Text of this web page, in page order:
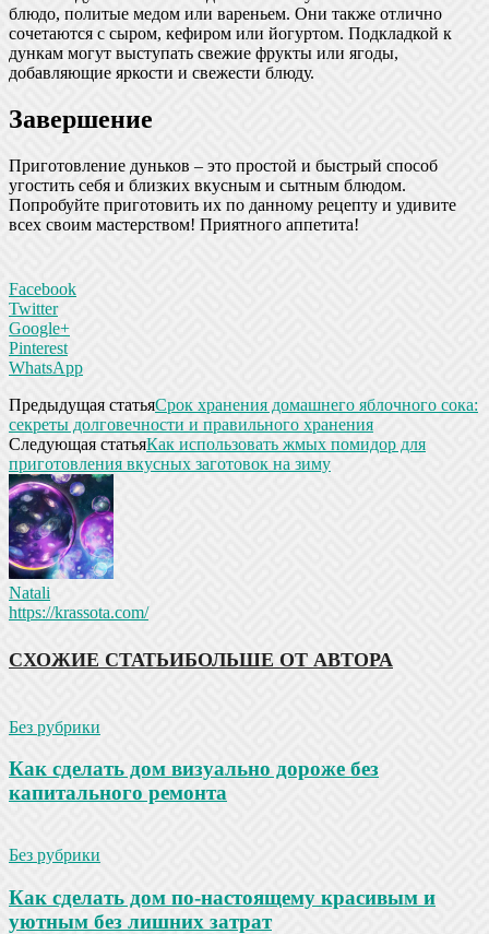
блюдо, политые медом или вареньем. Они также отлично
сочетаются с сыром, кефиром или йогуртом. Подкладкой к
дункам могут выступать свежие фрукты или ягоды,
добавляющие яркости и свежести блюду.
Завершение
Приготовление дуньков – это простой и быстрый способ
угостить себя и близких вкусным и сытным блюдом.
Попробуйте приготовить их по данному рецепту и удивите
всех своим мастерством! Приятного аппетита!
Facebook
Twitter
Google+
Pinterest
WhatsApp
Предыдущая статьяСрок хранения домашнего яблочного сока:
секреты долговечности и правильного хранения
Следующая статьяКак использовать жмых помидор для
приготовления вкусных заготовок на зиму
Natali
https://krassota.com/
СХОЖИЕ СТАТЬИБОЛЬШЕ ОТ АВТОРА
Без рубрики
Как сделать дом визуально дороже без
капитального ремонта
Без рубрики
Как сделать дом по-настоящему красивым и
уютным без лишних затрат